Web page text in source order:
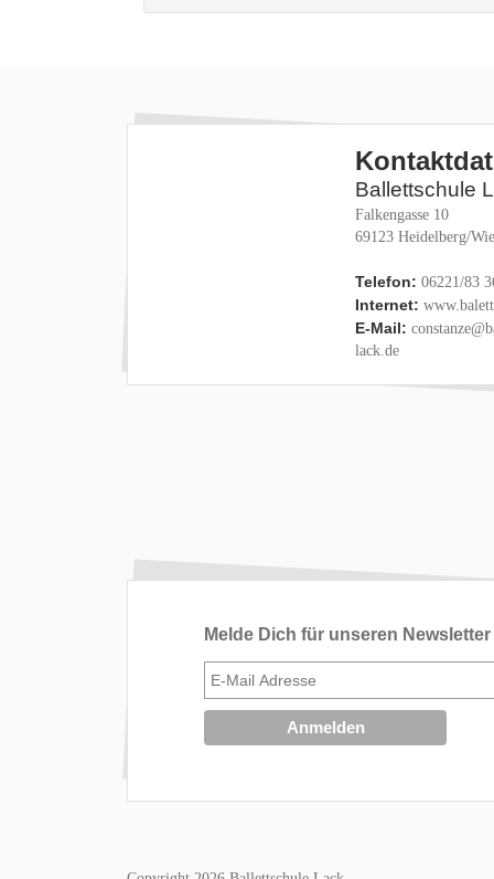
Ballettschule
Falkengasse 10
69123 Heidelberg/
Telefon: 06221/83
Internet:
E-Mail:
lack.de
Melde Dich für unseren